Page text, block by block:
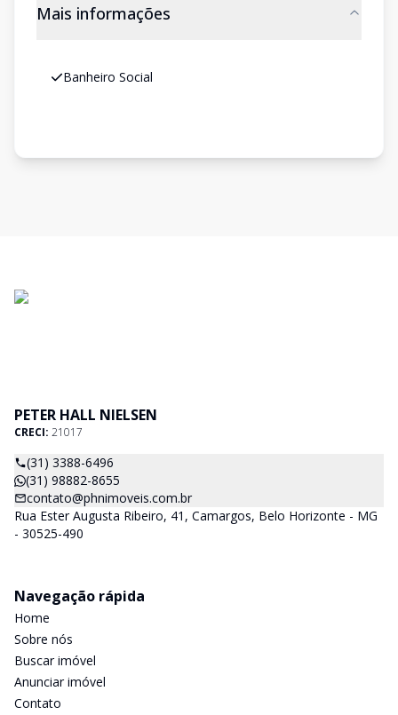
Mais informações
Banheiro Social
PETER HALL NIELSEN
CRECI: 21017
(31) 3388-6496
(31) 98882-8655
contato@phnimoveis.com.br
Rua Ester Augusta Ribeiro, 41, Camargos, Belo Horizonte - MG
- 30525-490
Navegação rápida
Home
Sobre nós
Buscar imóvel
Anunciar imóvel
Contato